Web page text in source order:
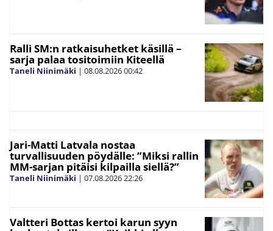
Ralli SM:n ratkaisuhetket käsillä –
sarja palaa tositoimiin Kiteellä
Taneli Niinimäki | 08.08.202600:42
Jari-Matti Latvala nostaa
turvallisuuden pöydälle: ”Miksi rallin
MM-sarjan pitäisi kilpailla siellä?”
Taneli Niinimäki | 07.08.202622:26
Valtteri Bottas kertoi karun syyn